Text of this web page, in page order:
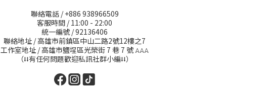
聯絡電話 / +886 938966509
客服時間 / 11:00 - 22:00
統一編號 / 92136406
聯絡地址 / 高雄市前鎮區中山二路2號12樓之7
工作室地址 / 高雄市鹽埕區光榮街 7 巷 7 號𖤂𖤂𖤂
（⭣⭣有任何問題歡迎私訊社群小編⭣⭣）